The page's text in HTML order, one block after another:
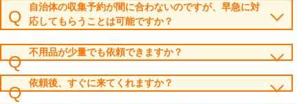
自治体の収集予約が間に合わないのですが、早急に対
応してもらうことは可能ですか？
不用品が少量でも依頼できますか？
依頼後、すぐに来てくれますか？